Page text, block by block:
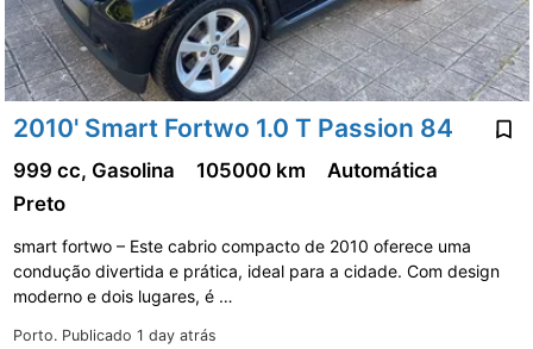
2010' Smart Fortwo 1.0 T Passion 84
Porto. Publicado 1 day atrás
999 cc, Gasolina 105000 km
Automática
Preto
smart fortwo – Este cabrio compacto de 2010 oferece uma
condução divertida e prática, ideal para a cidade. Com design
moderno e dois lugares, é …